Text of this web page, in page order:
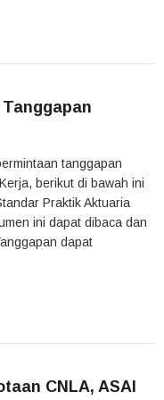
tanggapan
berikut di bawah ini
Praktik Aktuaria
ini dapat dibaca dan
dapat
CNLA, ASAI